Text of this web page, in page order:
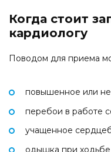
Когда стоит
кардиологу
Поводом для приема
повышенное или
перебои в работе
учащенное
одышка при ходьбе